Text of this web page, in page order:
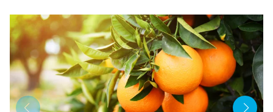
Start
Mehrtagesreisen
Tagesreisen
Bus anmieten
Service